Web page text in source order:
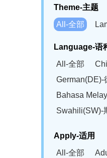
Theme-主题
All-全部
Language-语
All-全部
German(DE)-
Bahasa
Swahili(SW)-
Apply-适用
All-全部